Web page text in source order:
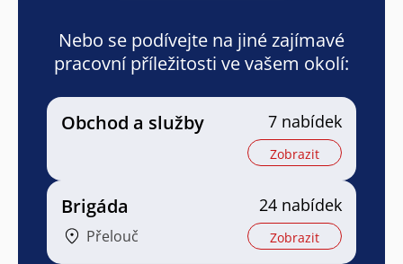
Nebo se podívejte na jiné zajímavé
pracovní příležitosti ve vašem okolí:
Obchod a služby 7 nabídek
Zobrazit
Brigáda
Přelouč
24 nabídek
Zobrazit